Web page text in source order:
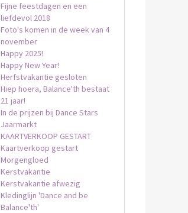
Fijne feestdagen en een
liefdevol 2018
Foto's komen in de week van 4
november
Happy 2025!
Happy New Year!
Herfstvakantie gesloten
Hiep hoera, Balance'th bestaat
21 jaar!
In de prijzen bij Dance Stars
Jaarmarkt
KAARTVERKOOP GESTART
Kaartverkoop gestart
Morgengloed
Kerstvakantie
Kerstvakantie afwezig
Kledinglijn 'Dance and be
Balance'th'